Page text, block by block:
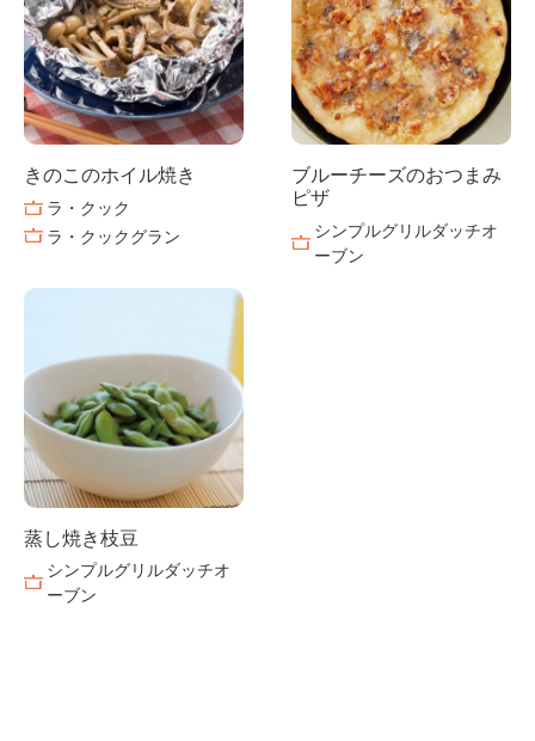
きのこのホイル焼き
ラ・クック
ラ・クックグラン
ブルーチーズのおつまみ
ピザ
シンプルグリルダッチオ
ーブン
蒸し焼き枝豆
シンプルグリルダッチオ
ーブン